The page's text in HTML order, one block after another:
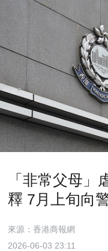
「非常父母
釋 7月上旬向
來源：香港商報網
2026-06-03 23:11